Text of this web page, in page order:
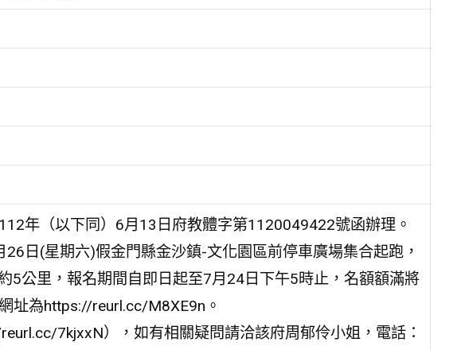
年（以下同）6月13日府教體字第1120049422號函辦理。
日(星期六)假金門縣金沙鎮-文化園區前停車廣場集合起跑，
5公里，報名期間自即日起至7月24日下午5時止，名額額滿將
址為https://reurl.cc/M8XE9n。
7kjxxN），如有相關疑問請洽該府周郁伶小姐，電話：